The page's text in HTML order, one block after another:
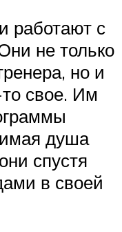
работают с
не только
но и
то свое. Им
душа
спустя
в своей